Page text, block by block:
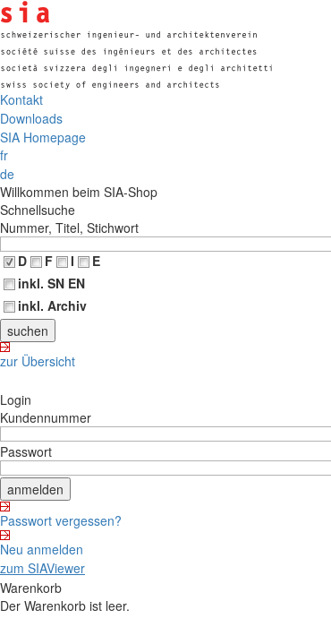
Kontakt
Downloads
SIA Homepage
fr
de
Willkommen beim SIA-Shop
Schnellsuche
Nummer, Titel, Stichwort
D
F I
E
inkl. SN EN
inkl. Archiv
zur Übersicht
Login
Kundennummer
Passwort
Passwort vergessen?
Neu anmelden
zum SIAViewer
Warenkorb
Der Warenkorb ist leer.